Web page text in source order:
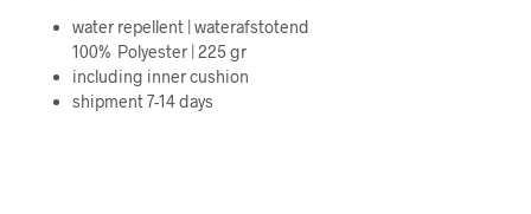
water repellent | waterafstotend
100% Polyester | 225 gr
including inner cushion
shipment 7-14 days